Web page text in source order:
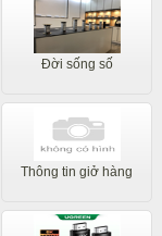
Đời sống số
Thông tin giở hàng